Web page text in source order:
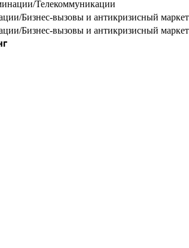
Телекоммуникации
Бизнес-вызовы и антикризисный
Бизнес-вызовы и антикризисный